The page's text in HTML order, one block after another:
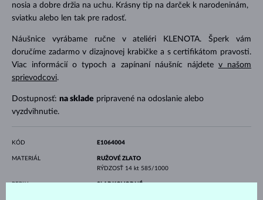
nosia a dobre držia na uchu. Krásny tip na darček k narodeninám,
sviatku alebo len tak pre radosť.
Náušnice vyrábame ručne v ateliéri KLENOTA. Šperk vám
doručíme zadarmo v dizajnovej krabičke a s certifikátom pravosti.
Viac informácií o typoch a zapínaní náušníc nájdete v našom
sprievodcovi.
Dostupnosť: na sklade pripravené na odoslanie alebo
vyzdvihnutie.
KÓD E1064004
MATERIÁL
RUŽOVÉ ZLATO
RÝDZOSŤ 14 kt 585/1000
PERLY
SLADKOVODNÉ